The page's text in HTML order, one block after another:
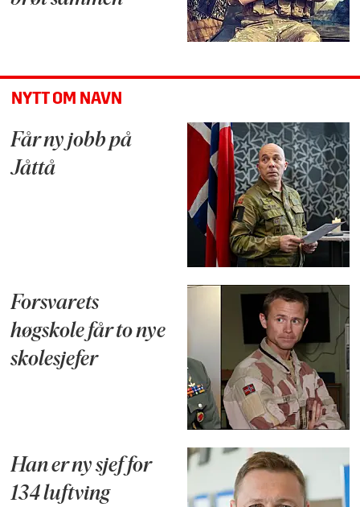
NYTT OM NAVN
Får ny jobb på
Jåttå
Forsvarets
høgskole får to nye
skolesjefer
Han er ny sjef for
134 luftving